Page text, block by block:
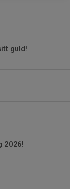
guld!
2026!